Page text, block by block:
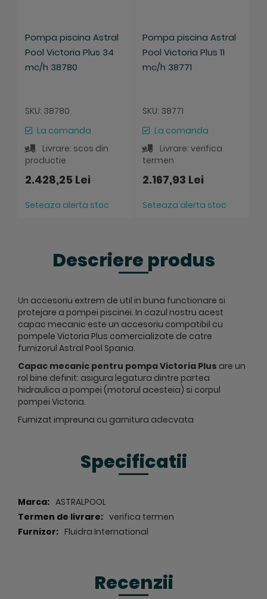
Pompa piscina Astral
Pool Victoria Plus 34
mc/h 38780
SKU: 38780
La comanda
Livrare: scos din
productie
2.428,25 Lei
Seteaza alerta stoc
Pompa piscina Astral
Pool Victoria Plus 11
mc/h 38771
SKU: 38771
La comanda
Livrare: verifica
termen
2.167,93 Lei
Seteaza alerta stoc
Descriere produs
Un accesoriu extrem de util in buna functionare si
protejare a pompei piscinei. In cazul nostru acest
capac mecanic este un accesoriu compatibil cu
pompele Victoria Plus comercializate de catre
furnizorul Astral Pool Spania.
Capac mecanic pentru pompa Victoria Plus are un
rol bine definit: asigura legatura dintre partea
hidraulica a pompei (motorul acesteia) si corpul
pompei Victoria.
Furnizat impreuna cu garnitura adecvata
Specificatii
SpecificatiiASTRALPOOL
verifica termen
Fluidra International
Recenzii